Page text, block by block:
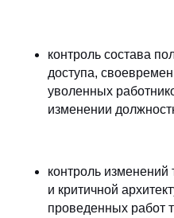
контроль состава
доступа,
уволенных
изменении
контроль изменений
и критичной
проведенных работ